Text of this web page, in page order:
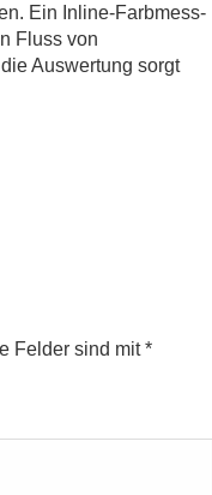
Ein Inline-Farbmess-
Fluss von
Auswertung sorgt
Felder sind mit*